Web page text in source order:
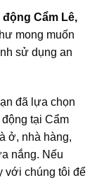
Cẩm Lê,
mong muốn
sử dụng an
đã lựa chọn
tại Cẩm
ở, nhà hàng,
nắng. Nếu
với chúng tôi để